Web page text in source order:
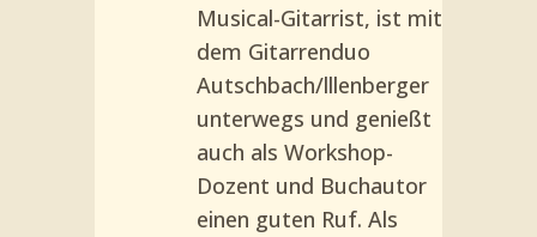
Musical­-Gitarrist, ist mit
dem Gitarrenduo
Autschbach/lllen­berger
unterwegs und genießt
auch als Workshop-
Dozent und Buchautor
einen guten Ruf. Als